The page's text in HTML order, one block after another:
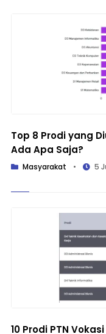
Top 8 Prodi yang
Ada Apa Saja?
Masyarakat • 5
10 Prodi PTN